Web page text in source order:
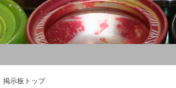
掲示板トップ